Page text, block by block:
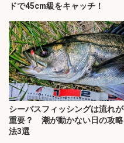
ドで45cm級をキャッチ！
シーバスフィッシングは流れが
重要？ 潮が動かない日の攻略
法3選